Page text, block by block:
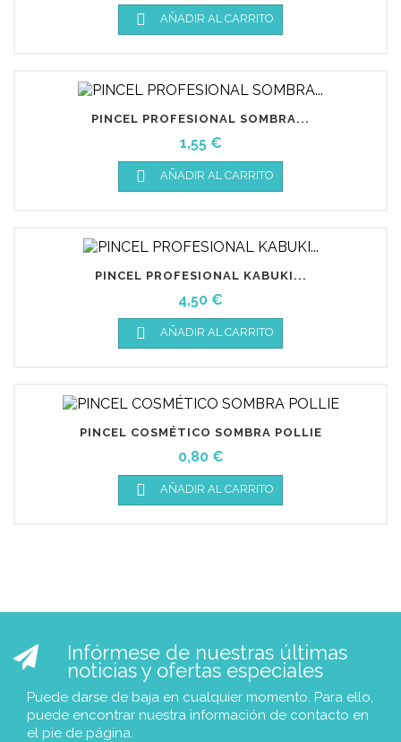
 AÑADIR AL CARRITO
PINCEL PROFESIONAL SOMBRA...
Precio
1,55 €
 AÑADIR AL CARRITO
PINCEL PROFESIONAL KABUKI...
Precio
4,50 €
 AÑADIR AL CARRITO
PINCEL COSMÉTICO SOMBRA POLLIE
Precio
0,80 €
 AÑADIR AL CARRITO
Infórmese de nuestras últimas
noticias y ofertas especiales
Puede darse de baja en cualquier momento. Para ello,
puede encontrar nuestra información de contacto en
el pie de página.